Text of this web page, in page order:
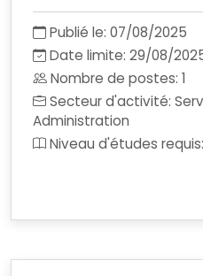
Publié le: 07/08/2025
Date limite: 29/08/
Nombre de postes: 1
Secteur d'activité:
Administration
Niveau d'études